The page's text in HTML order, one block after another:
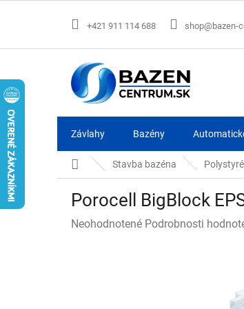
+421 911 114 688 shop@bazen-
Závlahy Bazény
DomovStavba bazéna
Porocell BigBlock
Priemerné
Neohodnotené Podrobnosti